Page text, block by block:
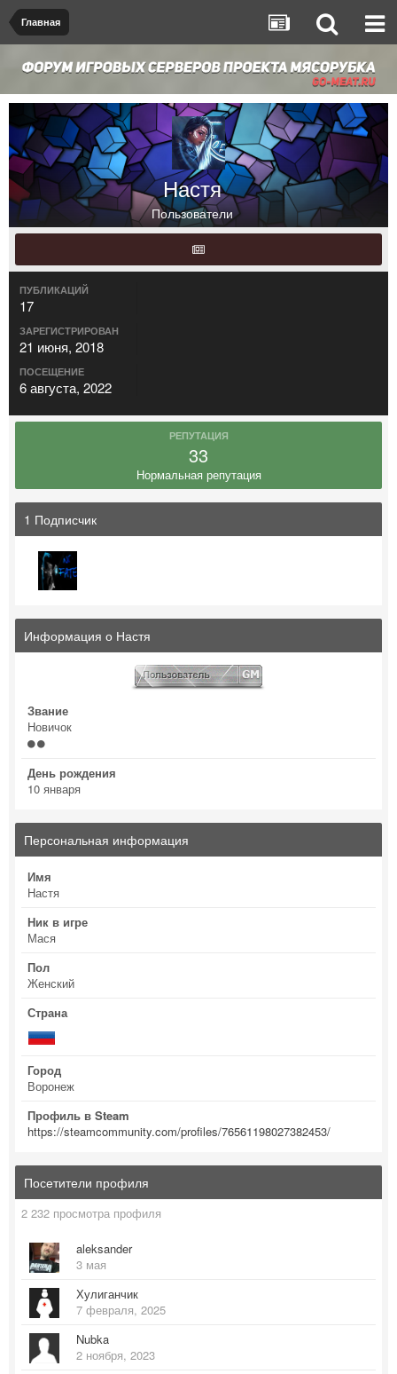
Главная
Настя
Пользователи
ПУБЛИКАЦИЙ
17
ЗАРЕГИСТРИРОВАН
21 июня, 2018
ПОСЕЩЕНИЕ
6 августа, 2022
РЕПУТАЦИЯ
33
Нормальная репутация
1 Подписчик
Информация о Настя
Звание
Новичок
День рождения
10 января
Персональная информация
Имя
Настя
Ник в игре
Мася
Пол
Женский
Страна
Город
Воронеж
Профиль в Steam
https://steamcommunity.com/profiles/76561198027382453/
Посетители профиля
2 232 просмотра профиля
aleksander
3 мая
Хулиганчик
7 февраля, 2025
Nubka
2 ноября, 2023